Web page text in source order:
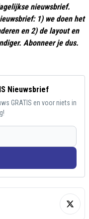
nieuwsbrief.
1) we doen het
en 2) de layout en
Abonneer je dus.
Nieuwsbrief
GRATIS en voor niets in